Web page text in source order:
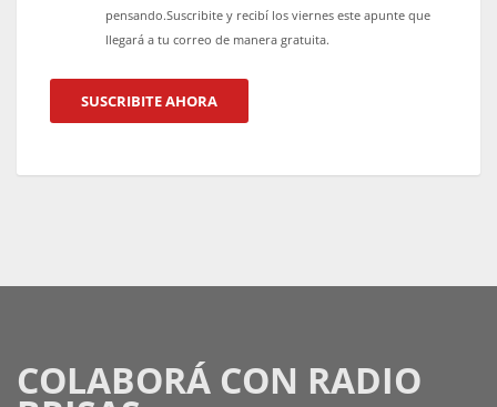
pensando.Suscribite y recibí los viernes este apunte que
llegará a tu correo de manera gratuita.
SUSCRIBITE AHORA
COLABORÁ CON RADIO